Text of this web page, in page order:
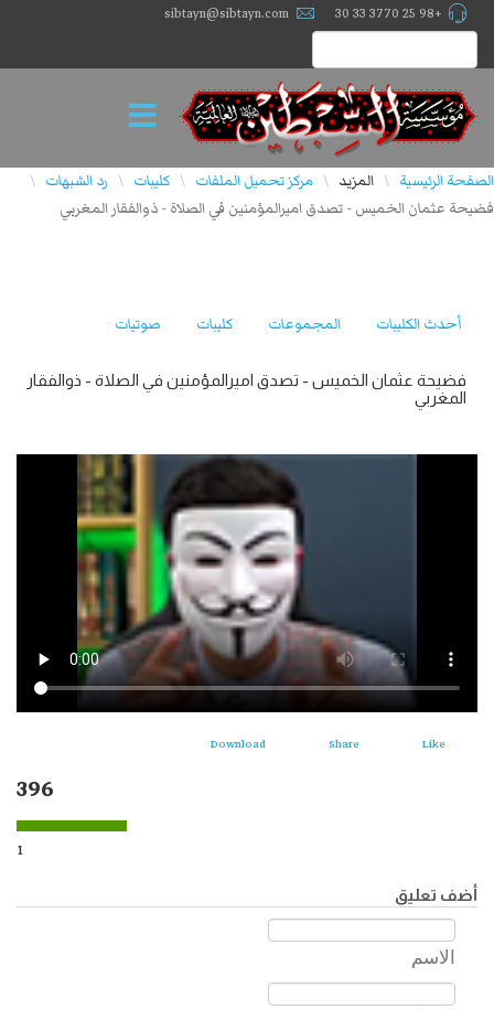
+98 25 3770 33 30
sibtayn@sibtayn.com
الصفحة الرئيسية \ المزيد \ مركز تحميل الملفات \ كليبات \ رد الشبهات \
فضيحة عثمان الخميس - تصدق اميرالمؤمنين في الصلاة - ذوالفقار المغربي
أحدث الكليبات المجموعات كليبات صوتيات
فضيحة عثمان الخميس - تصدق اميرالمؤمنين في الصلاة - ذوالفقار
المغربي
Like
Share
Download
396
1
أضف تعليق
الاسم